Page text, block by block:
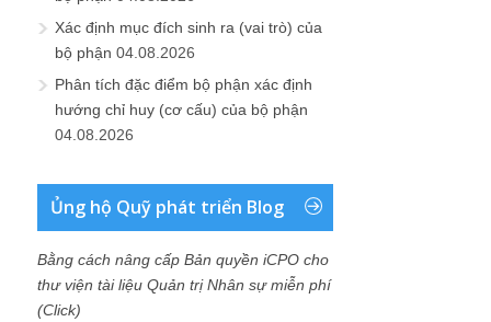
Xác định mục đích sinh ra (vai trò) của
bộ phận 04.08.2026
Phân tích đặc điểm bộ phận xác định
hướng chỉ huy (cơ cấu) của bộ phận
04.08.2026
Ủng hộ Quỹ phát triển Blog
Bằng cách nâng cấp Bản quyền iCPO cho
thư viện tài liệu Quản trị Nhân sự miễn phí
(Click)